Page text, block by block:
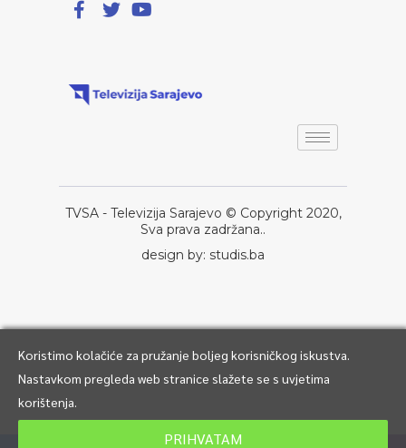
TVSA - Televizija Sarajevo © Copyright 2020,
Sva prava zadržana..
design by: studis.ba
Koristimo kolačiće za pružanje boljeg korisničkog iskustva.
Nastavkom pregleda web stranice slažete se s uvjetima
korištenja.
PRIHVATAM